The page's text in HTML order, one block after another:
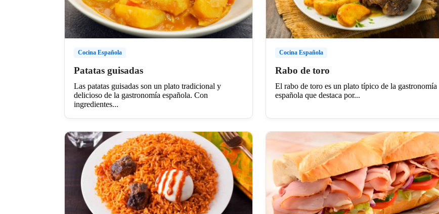
Cocina Española
Patatas guisadas
Las patatas guisadas son un plato tradicional y
delicioso de la gastronomía española. Con
ingredientes...
Cocina Española
Rabo de toro
El rabo de toro es un plato típico de la gastronomía
española que destaca por...